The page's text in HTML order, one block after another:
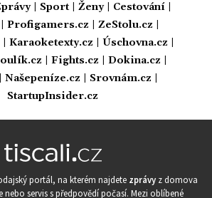
| Sport| Ženy| Cestování|
Profigamers.cz ZeStolu.cz
Karaoketexty.cz Úschovna.cz
Fights.cz Dokina.cz
Našepeníze.cz Srovnám.cz
StartupInsider.cz
portál, na kterém najdete zprávy z domova
nebo servis s předpovědí počasí. Mezi oblíbené